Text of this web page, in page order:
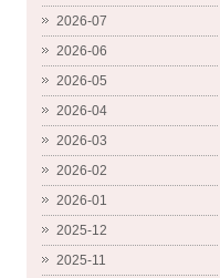
2026-07
2026-06
2026-05
2026-04
2026-03
2026-02
2026-01
2025-12
2025-11